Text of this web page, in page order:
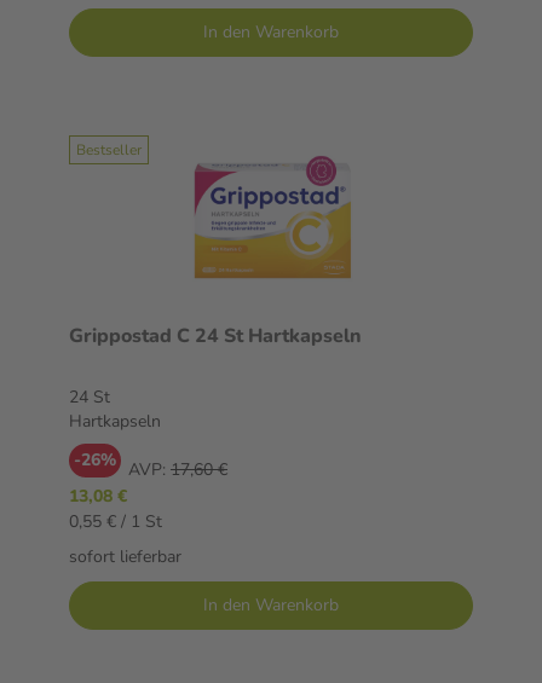
In den Warenkorb
Bestseller
Grippostad C 24 St Hartkapseln
24 St
Hartkapseln
-26% AVP: 17,60 €
13,08 €
0,55 € / 1 St
sofort lieferbar
In den Warenkorb